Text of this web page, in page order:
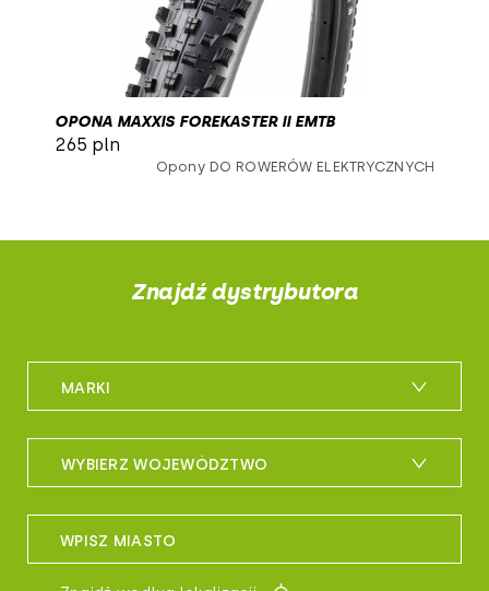
OPONA MAXXIS FOREKASTER II EMTB
265 pln
Opony DO ROWERÓW ELEKTRYCZNYCH
Znajdź dystrybutora
MARKI
m_bike
maxxis
sportful
controltech
WYBIERZ WOJEWÓDZTWO
woj. dolnośląskie
woj. kujawsko-pomorskie
WPISZ MIASTO